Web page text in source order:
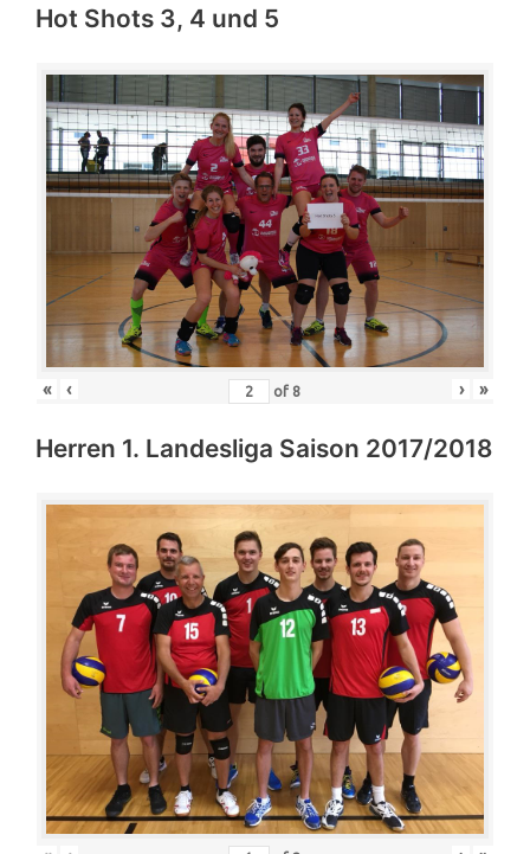
Hot Shots 3, 4 und 5
« ‹ of 8 › »
Herren 1. Landesliga Saison 2017/2018